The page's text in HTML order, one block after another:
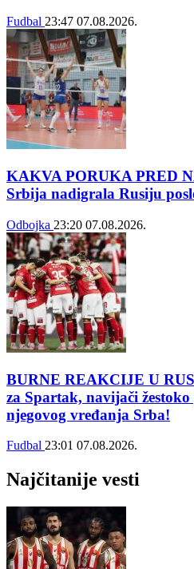
Fudbal 23:47 07.08.2026.
KAKVA PORUKA PRED
Srbija nadigrala Rusiju
Odbojka 23:20 07.08.2026.
BURNE REAKCIJE U
za Spartak, navijači
njegovog vređanja Srba!
Fudbal 23:01 07.08.2026.
Najčitanije vesti